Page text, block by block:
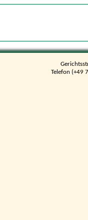
Telefon (+49